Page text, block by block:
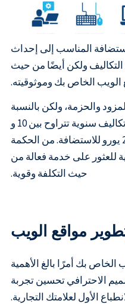
المناسب إلى إحداث
ولكن أيضًا من حيث
الويب الخاص بك وموثوقيته.
والحزمة، ولكن بالنسبة
لموقع ويب بسيط، يمكنك توقع تكاليف سنوية تتراوح بين 10 و
100 يورو للنطاق و 50 إلى 200 يورو للاستضافة. من الحكمة
للعثور على خدمة فعالة من
حيث التكلفة وقوية.
مواقع الويب
بك أمرًا بالغ الأهمية
الاحترافي تحسين تجربة
الأول لعلامتك التجارية.